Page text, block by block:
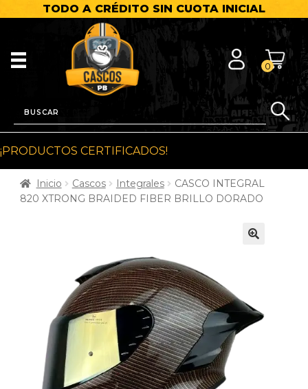
TODO A CRÉDITO SIN CUOTA INICIAL
0
¡PRODUCTOS CERTIFICADOS!
Inicio Cascos Integrales
CASCO INTEGRAL
820 XTRONG BRAIDED FIBER BRILLO DORADO